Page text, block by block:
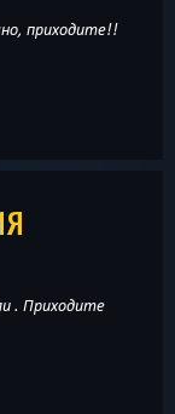
приходите!!